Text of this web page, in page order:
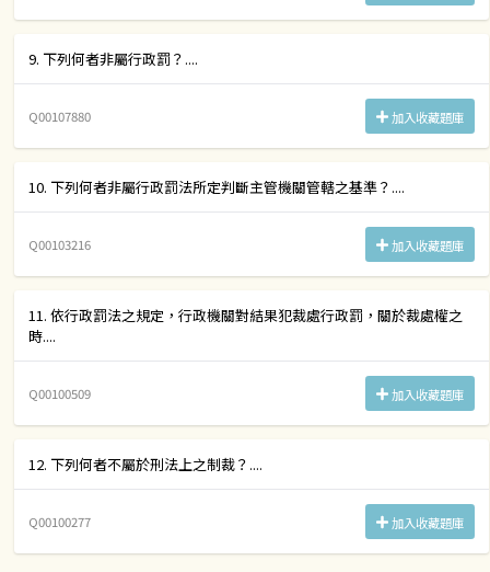
9. 下列何者非屬行政罰？....
Q00107880 加入收藏題庫
10. 下列何者非屬行政罰法所定判斷主管機關管轄之基準？....
Q00103216 加入收藏題庫
11. 依行政罰法之規定，行政機關對結果犯裁處行政罰，關於裁處權之
時....
Q00100509 加入收藏題庫
12. 下列何者不屬於刑法上之制裁？....
Q00100277 加入收藏題庫